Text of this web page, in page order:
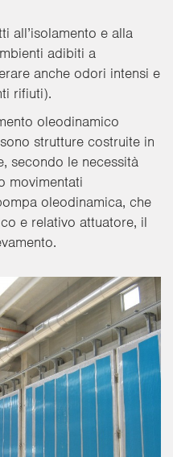
all’isolamento e alla
adibiti a
anche odori intensi e
rifiuti).
oleodinamico
strutture costruite in
secondo le necessità
movimentati
oleodinamica, che
e relativo attuatore, il